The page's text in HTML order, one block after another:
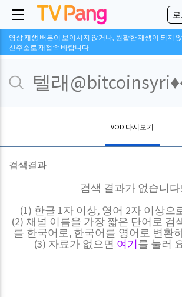
영상 재생 버튼이 보이시지 않거나, 원활한 재생이 되지
신주소로 재접속 바랍니다.
VOD 다시보기
검색결과
검색 결과가 없습니다!
(1) 한글 1자 이상, 영어 2자 이상으
(2) 채널 이름을 가장 짧은 단어로 검
를 한국어로, 한국어를 영어로 변환
(3) 자료가 없으면 여기를 눌러